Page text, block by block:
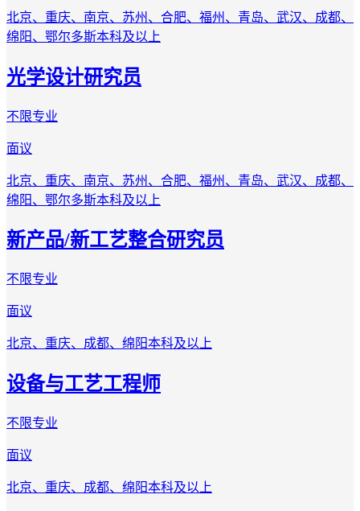
北京、重庆、南京、苏州、合肥、福州、青岛、武汉、成都、
绵阳、鄂尔多斯本科及以上
光学设计研究员
不限专业
面议
北京、重庆、南京、苏州、合肥、福州、青岛、武汉、成都、
绵阳、鄂尔多斯本科及以上
新产品/新工艺整合研究员
不限专业
面议
北京、重庆、成都、绵阳本科及以上
设备与工艺工程师
不限专业
面议
北京、重庆、成都、绵阳本科及以上